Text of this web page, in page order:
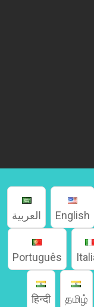
العربية English
Português
हिन्दी தமிழ்